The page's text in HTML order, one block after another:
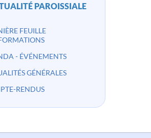
PAROISSIALE
FEUILLE
- ÉVÉNEMENTS
GÉNÉRALES
RENDUS